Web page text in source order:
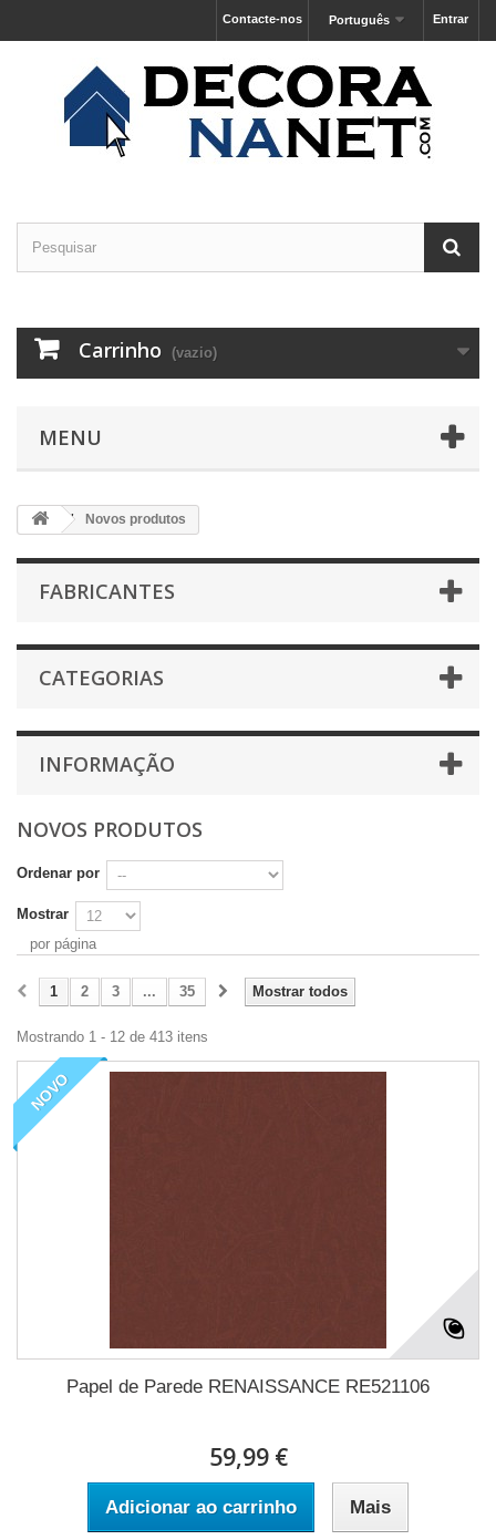
Entrar
Português
Contacte-nos
Carrinho (vazio)
MENU
Novos produtos
FABRICANTES
CATEGORIAS
INFORMAÇÃO
NOVOS PRODUTOS
Ordenar por
Mostrar
por página
Mostrar todos
1 2 3 ... 35
Mostrando 1 - 12 de 413 itens
NOVO
Papel de Parede RENAISSANCE RE521106
59,99 €
Adicionar ao carrinho Mais